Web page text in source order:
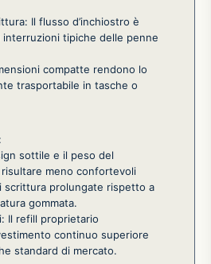
Il flusso d’inchiostro è
tipiche delle penne
compatte rendono lo
trasportabile in tasche o
sottile e il peso del
meno confortevoli
scrittura prolungate rispetto a
gommata.
Il refill proprietario
continuo superiore
standard di mercato.